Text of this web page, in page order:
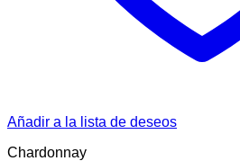
Añadir a la lista de deseos
Chardonnay